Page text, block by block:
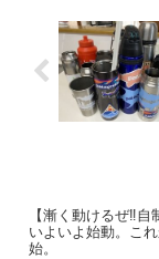
【漸く動けるぜ‼️
いよいよ始動。こ
始。